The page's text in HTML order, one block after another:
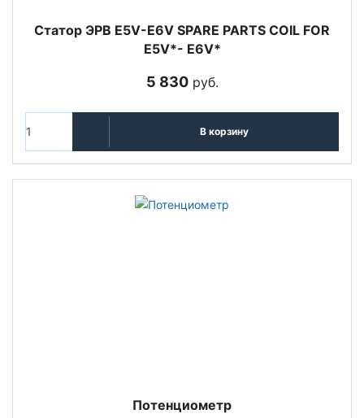
Статор ЭРВ E5V-E6V SPARE PARTS COIL FOR
E5V*- E6V*
5 830руб.
В корзину
Потенциометр